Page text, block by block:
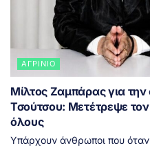
ΑΓΡΊΝΙΟ
Μίλτος Ζαμπάρας για
Τσούτσου: Μετέτρεψε
όλους
Υπάρχουν άνθρωποι που όταν